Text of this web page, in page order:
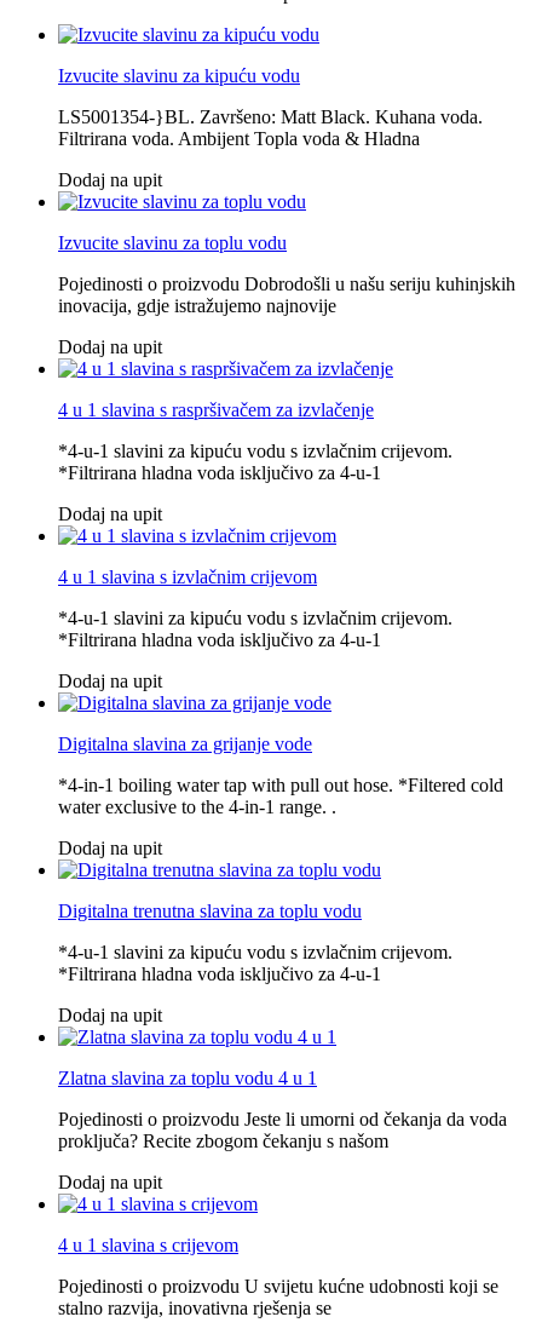
Izvucite slavinu za kipuću vodu
LS5001354-}BL. Završeno: Matt Black. Kuhana voda.
Filtrirana voda. Ambijent Topla voda & Hladna
Dodaj na upit
Izvucite slavinu za toplu vodu
Pojedinosti o proizvodu Dobrodošli u našu seriju kuhinjskih
inovacija, gdje istražujemo najnovije
Dodaj na upit
4 u 1 slavina s raspršivačem za izvlačenje
*4-u-1 slavini za kipuću vodu s izvlačnim crijevom.
*Filtrirana hladna voda isključivo za 4-u-1
Dodaj na upit
4 u 1 slavina s izvlačnim crijevom
*4-u-1 slavini za kipuću vodu s izvlačnim crijevom.
*Filtrirana hladna voda isključivo za 4-u-1
Dodaj na upit
Digitalna slavina za grijanje vode
*4-in-1 boiling water tap with pull out hose. *Filtered cold
water exclusive to the 4-in-1 range. .
Dodaj na upit
Digitalna trenutna slavina za toplu vodu
*4-u-1 slavini za kipuću vodu s izvlačnim crijevom.
*Filtrirana hladna voda isključivo za 4-u-1
Dodaj na upit
Zlatna slavina za toplu vodu 4 u 1
Pojedinosti o proizvodu Jeste li umorni od čekanja da voda
proključa? Recite zbogom čekanju s našom
Dodaj na upit
4 u 1 slavina s crijevom
Pojedinosti o proizvodu U svijetu kućne udobnosti koji se
stalno razvija, inovativna rješenja se